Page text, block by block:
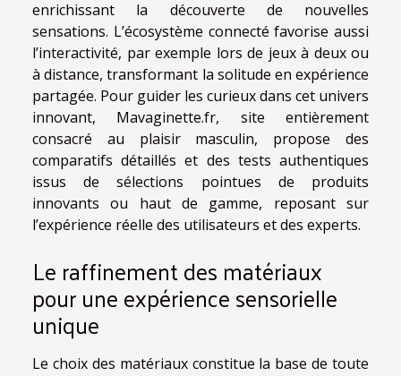
enrichissant la découverte de nouvelles
sensations. L’écosystème connecté favorise aussi
l’interactivité, par exemple lors de jeux à deux ou
à distance, transformant la solitude en expérience
partagée. Pour guider les curieux dans cet univers
innovant, Mavaginette.fr, site entièrement
consacré au plaisir masculin, propose des
comparatifs détaillés et des tests authentiques
issus de sélections pointues de produits
innovants ou haut de gamme, reposant sur
l’expérience réelle des utilisateurs et des experts.
Le raffinement des matériaux
pour une expérience sensorielle
unique
Le choix des matériaux constitue la base de toute